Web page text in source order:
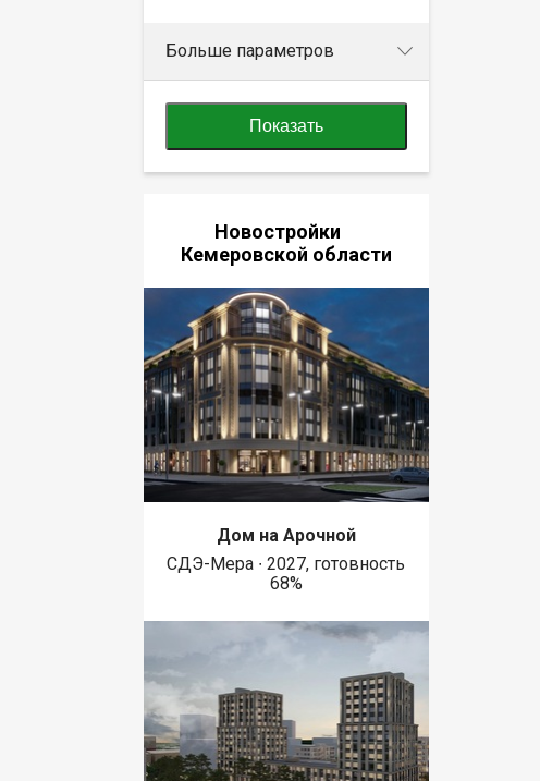
Больше параметров
Показать
Новостройки
Кемеровской области
Дом на Арочной
СДЭ-Мера ∙ 2027, готовность
68%